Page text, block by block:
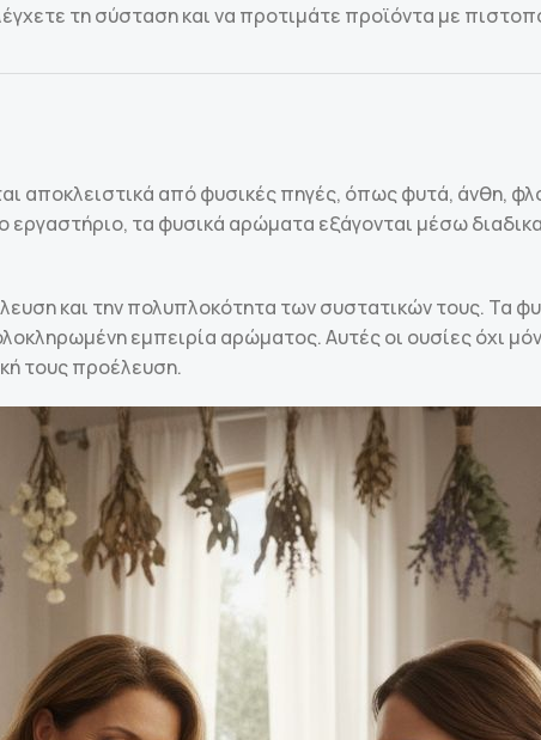
τη σύσταση και να προτιμάτε προϊόντα με
αποκλειστικά από φυσικές πηγές, όπως φυτά, άνθη,
τα φυσικά αρώματα εξάγονται μέσω
και την πολυπλοκότητα των συστατικών τους. Τα
εμπειρία αρώματος. Αυτές οι ουσίες όχι
τους προέλευση.